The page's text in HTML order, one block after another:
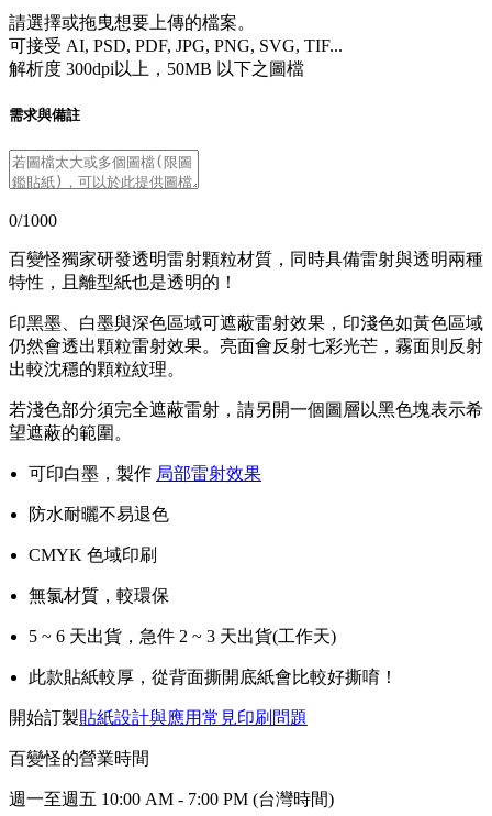
請選擇或拖曳想要上傳的檔案。
可接受 AI, PSD, PDF, JPG, PNG, SVG, TIF...
解析度 300dpi以上，50MB 以下之圖檔
需求與備註
0/1000
百變怪獨家研發透明雷射顆粒材質，同時具備雷射與透明兩種
特性，且離型紙也是透明的！
印黑墨、白墨與深色區域可遮蔽雷射效果，印淺色如黃色區域
仍然會透出顆粒雷射效果。亮面會反射七彩光芒，霧面則反射
出較沈穩的顆粒紋理。
若淺色部分須完全遮蔽雷射，請另開一個圖層以黑色塊表示希
望遮蔽的範圍。
可印白墨，製作 局部雷射效果
防水耐曬不易退色
CMYK 色域印刷
無氯材質，較環保
5 ~ 6 天出貨，急件 2 ~ 3 天出貨(工作天)
此款貼紙較厚，從背面撕開底紙會比較好撕唷！
開始訂製貼紙設計與應用常見印刷問題
百變怪的營業時間
週一至週五 10:00 AM - 7:00 PM (台灣時間)